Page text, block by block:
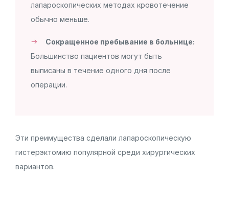
лапароскопических методах кровотечение
обычно меньше.
Сокращенное пребывание в больнице:
Большинство пациентов могут быть
выписаны в течение одного дня после
операции.
Эти преимущества сделали лапароскопическую
гистерэктомию популярной среди хирургических
вариантов.